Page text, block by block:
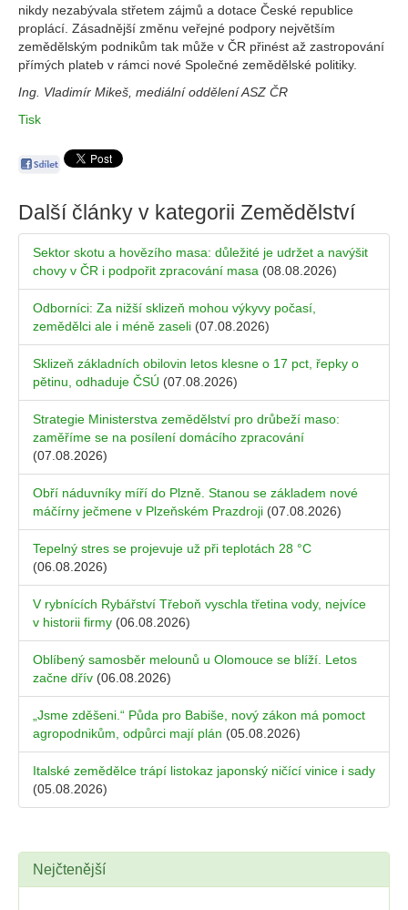
nikdy nezabývala střetem zájmů a dotace České republice
proplácí. Zásadnější změnu veřejné podpory největším
zemědělským podnikům tak může v ČR přinést až zastropování
přímých plateb v rámci nové Společné zemědělské politiky.
Ing. Vladimír Mikeš, mediální oddělení ASZ ČR
Tisk
Další články v kategorii Zemědělství
Sektor skotu a hovězího masa: důležité je udržet a navýšit
chovy v ČR i podpořit zpracování masa (08.08.2026)
Odborníci: Za nižší sklizeň mohou výkyvy počasí,
zemědělci ale i méně zaseli (07.08.2026)
Sklizeň základních obilovin letos klesne o 17 pct, řepky o
pětinu, odhaduje ČSÚ (07.08.2026)
Strategie Ministerstva zemědělství pro drůbeží maso:
zaměříme se na posílení domácího zpracování
(07.08.2026)
Obří náduvníky míří do Plzně. Stanou se základem nové
máčírny ječmene v Plzeňském Prazdroji (07.08.2026)
Tepelný stres se projevuje už při teplotách 28 °C
(06.08.2026)
V rybnících Rybářství Třeboň vyschla třetina vody, nejvíce
v historii firmy (06.08.2026)
Oblíbený samosběr melounů u Olomouce se blíží. Letos
začne dřív (06.08.2026)
„Jsme zděšeni.“ Půda pro Babiše, nový zákon má pomoct
agropodnikům, odpůrci mají plán (05.08.2026)
Italské zemědělce trápí listokaz japonský ničící vinice i sady
(05.08.2026)
Nejčtenější